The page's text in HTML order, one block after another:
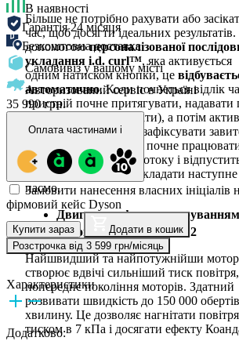
Більше не потрібно рахувати або
час, щоб досягти ідеальних результатів.
допомогоюперсоналізованої
укладання i.d. curl™, яка активується
одним натиском кнопки, це
автоматично. Коли почнеться відлік
пристрій почне притягувати, надавати
бажану форму (укладати), а потім
холодний обдув, щоб зафіксувати
Закінчивши, пристрій почне
режимі наднизького потоку і
пасмо. Тепер можна укладати наступне
пасмо.
Двигун з цифровим керуванням
Dyson HyperdymiumTM 2
Найшвидший та найпотужнійши
створює вдвічі сильніший тиск
попереднє покоління моторів. Здатний
розвивати швидкість до 150 000
хвилину. Це дозволяє нагнітати
тиском в 7 кПа і досягати ефекту
В наявності
Гарантія 24 місяця
Безкоштовна доставка
Самовивіз у вашому місті
Авторизований сервіс в Україні
35 990 грн.
Оплата частинами i
Замовити нанесення власних ініціалів
фірмовий кейс Dyson
Купити зараз
Додати в кошик
Розстрочка від 3 599 грн/місяць
Характеристики
Додатково: